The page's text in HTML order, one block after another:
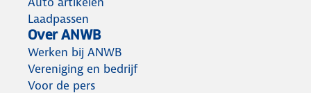
Laadpassen
Over ANWB
Werken bij ANWB
Vereniging en bedrijf
Voor de pers